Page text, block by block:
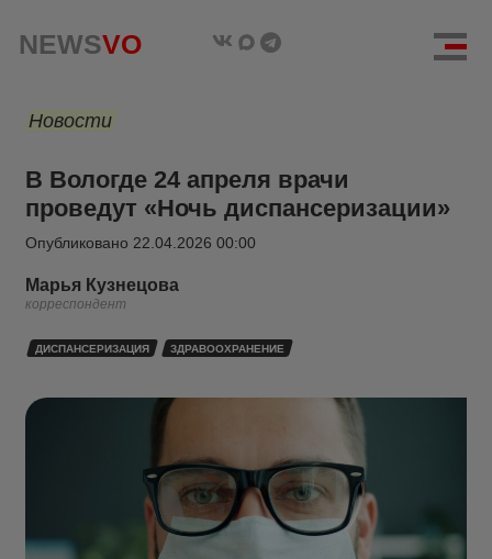
NEWSVO
Новости
В Вологде 24 апреля врачи
проведут «Ночь диспансеризации»
Опубликовано 22.04.2026 00:00
Марья Кузнецова
корреспондент
ДИСПАНСЕРИЗАЦИЯ ЗДРАВООХРАНЕНИЕ